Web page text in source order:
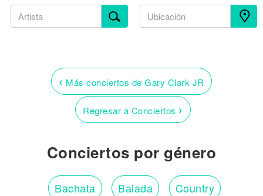
‹ Más conciertos de Gary Clark JR
Regresar a Conciertos ›
Conciertos por género
Bachata Balada Country